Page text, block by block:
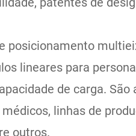
posicionamento
lineares para
de carga.
linhas de
outros.